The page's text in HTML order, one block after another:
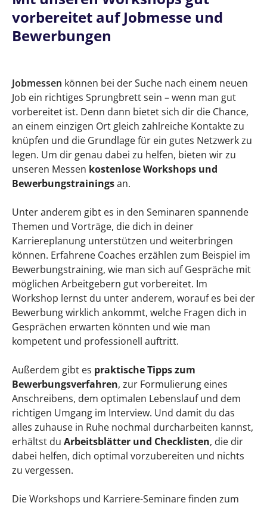
vorbereitet auf Jobmesse und
Bewerbungen
Jobmessen können bei der Suche nach einem neuen
Job ein richtiges Sprungbrett sein – wenn man gut
vorbereitet ist. Denn dann bietet sich dir die Chance,
an einem einzigen Ort gleich zahlreiche Kontakte zu
knüpfen und die Grundlage für ein gutes Netzwerk zu
legen. Um dir genau dabei zu helfen, bieten wir zu
unseren Messen kostenlose Workshops und
Bewerbungstrainingsan.
Unter anderem gibt es in den Seminaren spannende
Themen und Vorträge, die dich in deiner
Karriereplanung unterstützen und weiterbringen
können. Erfahrene Coaches erzählen zum Beispiel im
Bewerbungstraining, wie man sich auf Gespräche mit
möglichen Arbeitgebern gut vorbereitet. Im
Workshop lernst du unter anderem, worauf es bei der
Bewerbung wirklich ankommt, welche Fragen dich in
Gesprächen erwarten könnten und wie man
kompetent und professionell auftritt.
Außerdem gibt es praktische Tipps zum
Bewerbungsverfahren, zur Formulierung eines
Anschreibens, dem optimalen Lebenslauf und dem
richtigen Umgang im Interview. Und damit du das
alles zuhause in Ruhe nochmal durcharbeiten kannst,
erhältst du Arbeitsblätter und Checklisten, die dir
dabei helfen, dich optimal vorzubereiten und nichts
zu vergessen.
Die Workshops und Karriere-Seminare finden zum